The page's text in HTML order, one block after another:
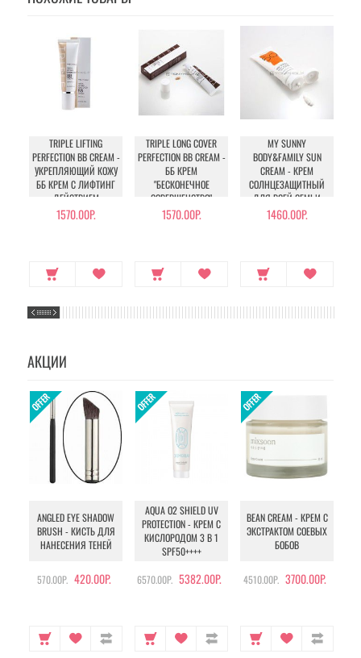
TRIPLE LIFTING
PERFECTION BB CREAM -
УКРЕПЛЯЮЩИЙ КОЖУ
ББ КРЕМ С ЛИФТИНГ
ДЕЙСТВИЕМ
1570.00Р.
TRIPLE LONG COVER
PERFECTION BB CREAM -
ББ КРЕМ
"БЕСКОНЕЧНОЕ
СОВЕРШЕНСТВО"
ТРОЙНОГО ДЕЙСТВИЯ
1570.00Р.
MY SUNNY
BODY&FAMILY SUN
CREAM - КРЕМ
СОЛНЦЕЗАЩИТНЫЙ
ДЛЯ ВСЕЙ СЕМЬИ
1460.00Р.
АКЦИИ
ANGLED EYE SHADOW
BRUSH - КИСТЬ ДЛЯ
НАНЕСЕНИЯ ТЕНЕЙ
570.00Р. 420.00Р.
AQUA O2 SHIELD UV
PROTECTION - КРЕМ С
КИСЛОРОДОМ 3 В 1
SPF50++++
6570.00Р. 5382.00Р.
BEAN CREAM - КРЕМ С
ЭКСТРАКТОМ СОЕВЫХ
БОБОВ
4510.00Р. 3700.00Р.